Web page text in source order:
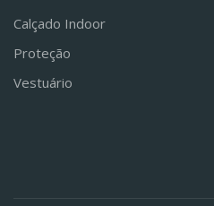
Calçado Indoor
Proteção
Vestuário